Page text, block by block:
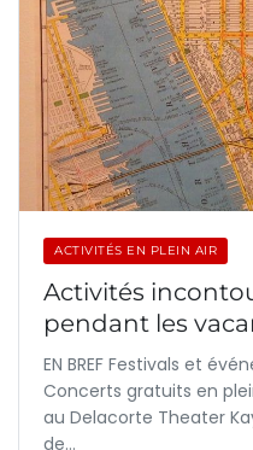
ACTIVITÉS EN PLEIN AIR
Activités
pendant les
EN BREF Festivals et
Concerts gratuits en
au Delacorte Theater
de…